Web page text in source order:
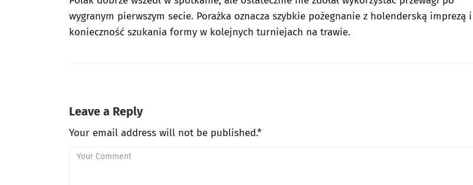
wygranym pierwszym secie. Porażka oznacza szybkie pożegnanie z holenderską imprezą i
konieczność szukania formy w kolejnych turniejach na trawie.
Leave a Reply
Your email address will not be published.*